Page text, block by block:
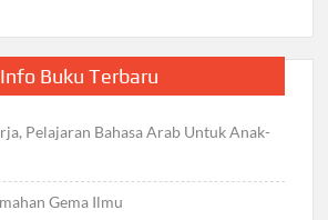
Info Buku Terbaru
Pelajaran Bahasa Arab Untuk Anak-
Gema Ilmu